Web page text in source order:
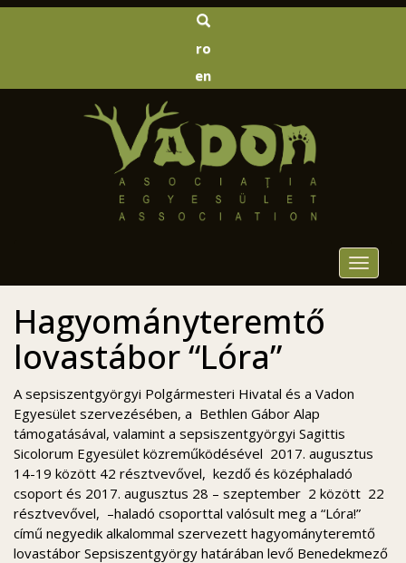
ro
en
Toggle
Hagyományteremtő
lovastábor “Lóra”
A sepsiszentgyörgyi Polgármesteri Hivatal és a Vadon
Egyesület szervezésében, a Bethlen Gábor Alap
támogatásával, valamint a sepsiszentgyörgyi Sagittis
Sicolorum Egyesület közreműködésével 2017. augusztus
14-19 között 42 résztvevővel, kezdő és középhaladó
csoport és 2017. augusztus 28 – szeptember 2 között 22
résztvevővel, –haladó csoporttal valósult meg a “Lóra!”
című negyedik alkalommal szervezett hagyományteremtő
lovastábor Sepsiszentgyörgy határában levő Benedekmező